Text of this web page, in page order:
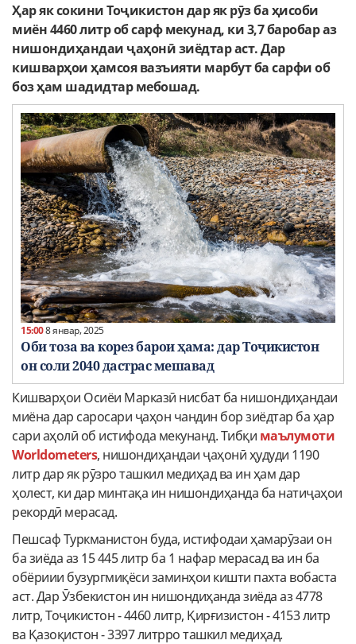
Ҳар як сокини Тоҷикистон дар як рӯз ба ҳисоби
миён 4460 литр об сарф мекунад, ки 3,7 баробар аз
нишондиҳандаи ҷаҳонӣ зиёдтар аст. Дар
кишварҳои ҳамсоя вазъияти марбут ба сарфи об
боз ҳам шадидтар мебошад.
15:008 январ, 2025
Оби тоза ва корез барои ҳама: дар Тоҷикистон
он соли 2040 дастрас мешавад
Кишварҳои Осиёи Марказӣ нисбат ба нишондиҳандаи
миёна дар саросари ҷаҳон чандин бор зиёдтар ба ҳар
сари аҳолӣ об истифода мекунанд. Тибқи маълумоти
Worldometers, нишондиҳандаи ҷаҳонӣ ҳудуди 1190
литр дар як рӯзро ташкил медиҳад ва ин ҳам дар
ҳолест, ки дар минтақа ин нишондиҳанда ба натиҷаҳои
рекордӣ мерасад.
Пешсаф Туркманистон буда, истифодаи ҳамарӯзаи он
ба зиёда аз 15 445 литр ба 1 нафар мерасад ва ин ба
обёриии бузургмиқёси заминҳои кишти пахта вобаста
аст. Дар Ӯзбекистон ин нишондиҳанда зиёда аз 4778
литр, Тоҷикистон - 4460 литр, Қирғизистон - 4153 литр
ва Қазоқистон - 3397 литрро ташкил медиҳад.